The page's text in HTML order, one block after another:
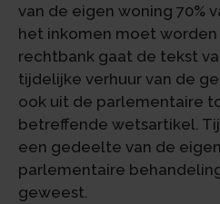
van de eigen woning 70%
het inkomen moet
rechtbank gaat de tekst
tijdelijke verhuur van de
ook uit de parlementaire
betreffende wetsartikel.
een gedeelte van de
parlementaire
geweest.